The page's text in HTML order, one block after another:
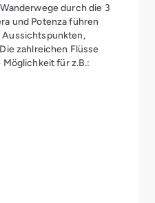
durch die 3
und Potenza führen
Aussichtspunkten,
zahlreichen Flüsse
für z.B.: